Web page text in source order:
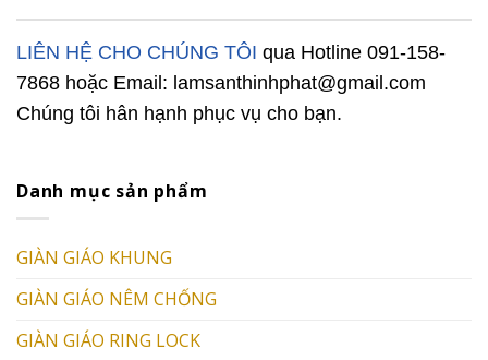
LIÊN HỆ CHO CHÚNG TÔI qua Hotline 091-158-
7868 hoặc Email: lamsanthinhphat@gmail.com
Chúng tôi hân hạnh phục vụ cho bạn.
Danh mục sản phẩm
GIÀN GIÁO KHUNG
GIÀN GIÁO NÊM CHỐNG
GIÀN GIÁO RING LOCK